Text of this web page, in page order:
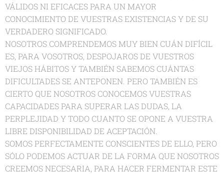
VÁLIDOS NI EFICACES PARA UN MAYOR
CONOCIMIENTO DE VUESTRAS EXISTENCIAS Y DE SU
VERDADERO SIGNIFICADO.
NOSOTROS COMPRENDEMOS MUY BIEN CUÁN DIFÍCIL
ES, PARA VOSOTROS, DESPOJAROS DE VUESTROS
VIEJOS HÁBITOS Y TAMBIÉN SABEMOS CUÁNTAS
DIFICULTADES SE ANTEPONEN. PERO TAMBIÉN ES
CIERTO QUE NOSOTROS CONOCEMOS VUESTRAS
CAPACIDADES PARA SUPERAR LAS DUDAS, LA
PERPLEJIDAD Y TODO CUANTO SE OPONE A VUESTRA
LIBRE DISPONIBILIDAD DE ACEPTACIÓN.
SOMOS PERFECTAMENTE CONSCIENTES DE ELLO, PERO
SÓLO PODEMOS ACTUAR DE LA FORMA QUE NOSOTROS
CREEMOS NECESARIA, PARA HACER FERMENTAR ESTE